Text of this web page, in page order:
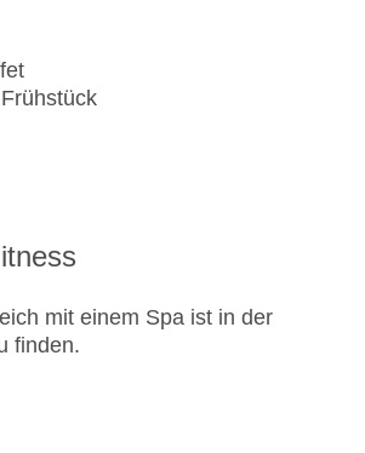
mit einem Spa ist in der
finden.